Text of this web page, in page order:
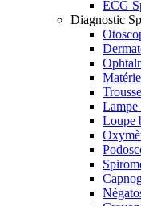
ECG
Diagnostic
Lampe
Loupe